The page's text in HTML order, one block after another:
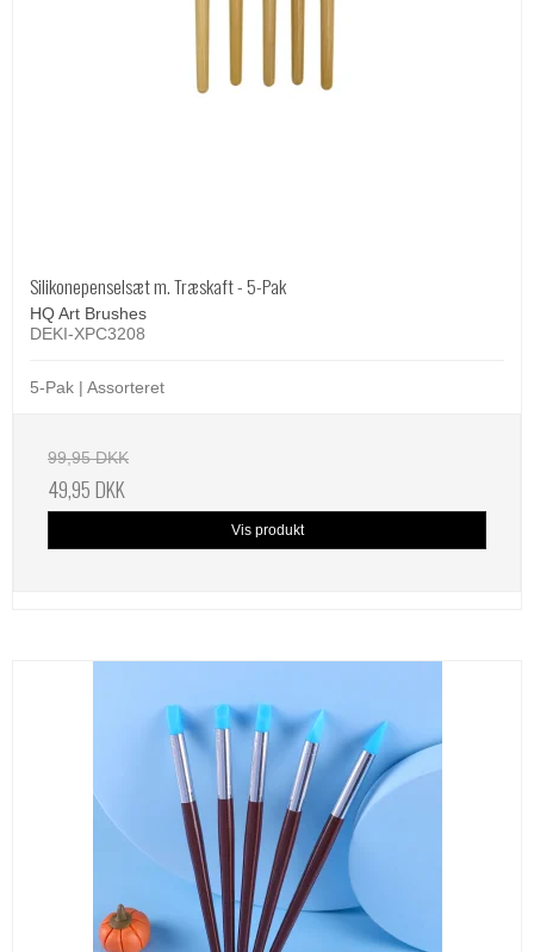
Silikonepenselsæt m. Træskaft - 5-Pak
HQ Art Brushes
DEKI-XPC3208
5-Pak | Assorteret
99,95 DKK
49,95 DKK
Vis produkt